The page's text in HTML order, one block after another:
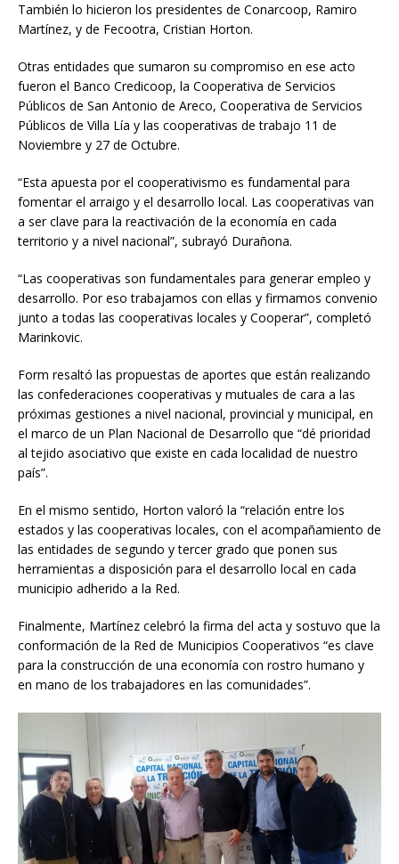
También lo hicieron los presidentes de Conarcoop, Ramiro
Martínez, y de Fecootra, Cristian Horton.
Otras entidades que sumaron su compromiso en ese acto
fueron el Banco Credicoop, la Cooperativa de Servicios
Públicos de San Antonio de Areco, Cooperativa de Servicios
Públicos de Villa Lía y las cooperativas de trabajo 11 de
Noviembre y 27 de Octubre.
“Esta apuesta por el cooperativismo es fundamental para
fomentar el arraigo y el desarrollo local. Las cooperativas van
a ser clave para la reactivación de la economía en cada
territorio y a nivel nacional”, subrayó Durañona.
“Las cooperativas son fundamentales para generar empleo y
desarrollo. Por eso trabajamos con ellas y firmamos convenio
junto a todas las cooperativas locales y Cooperar”, completó
Marinkovic.
Form resaltó las propuestas de aportes que están realizando
las confederaciones cooperativas y mutuales de cara a las
próximas gestiones a nivel nacional, provincial y municipal, en
el marco de un Plan Nacional de Desarrollo que “dé prioridad
al tejido asociativo que existe en cada localidad de nuestro
país”.
En el mismo sentido, Horton valoró la “relación entre los
estados y las cooperativas locales, con el acompañamiento de
las entidades de segundo y tercer grado que ponen sus
herramientas a disposición para el desarrollo local en cada
municipio adherido a la Red.
Finalmente, Martínez celebró la firma del acta y sostuvo que la
conformación de la Red de Municipios Cooperativos “es clave
para la construcción de una economía con rostro humano y
en mano de los trabajadores en las comunidades”.